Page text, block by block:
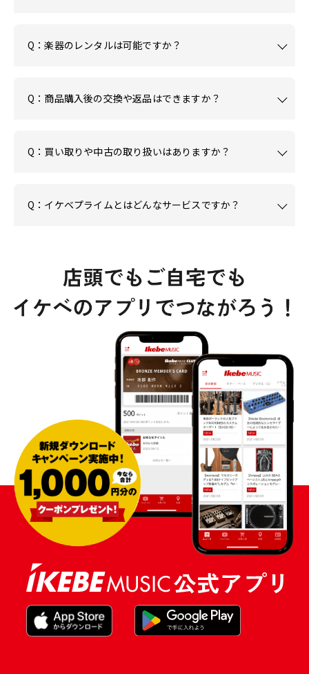
Q：楽器のレンタルは可能ですか？
Q：商品購入後の交換や返品はできますか？
Q：買い取りや中古の取り扱いはありますか？
Q：イケベプライムとはどんなサービスですか？